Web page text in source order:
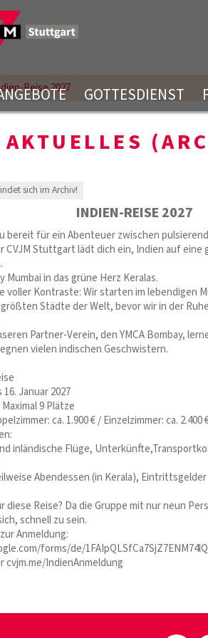
GOTTESDIENST
Reise 2027
AKTUELLES
sich im Archiv!
INDIEN-REISE 2027
bereit für ein Abenteuer zwischen
CVJM Stuttgart lädt dich ein, Indien auf eine
Mumbai in das grüne Herz Keralas.
voller Kontraste: Wir starten im lebendigen
Städte der Welt, bevor wir in der
Partner-Verein, den YMCA Bombay,
vielen indischen Geschwistern.
Januar 2027
9 Plätze
ca. 1.900 € / Einzelzimmer: ca. 2.400
inländische Flüge,
Abendessen (in Kerala), Eintrittsgelder
Reise? Da die Gruppe mit nur neun
schnell zu sein.
Anmeldung:
forms/de/
cvjm.me/IndienAnmeldung